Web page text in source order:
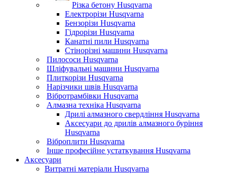
Різка бетону Husqvarna
Електрорізи Husqvarna
Бензорізи Husqvarna
Гідрорізи Husqvarna
Канатні пили Husqvarna
Стінорізні машини Husqvarna
Пилососи Husqvarna
Шліфувальні машини Husqvarna
Плиткорізи Husqvarna
Нарізчики швів Husqvarna
Вібротрамбівки Husqvarna
Алмазна техніка Husqvarna
Дрилі алмазного свердління Husqvarna
Аксесуари до дрилів алмазного буріння
Husqvarna
Віброплити Husqvarna
Інше професійне устаткування Husqvarna
Аксесуари
Витратні матеріали Husqvarna